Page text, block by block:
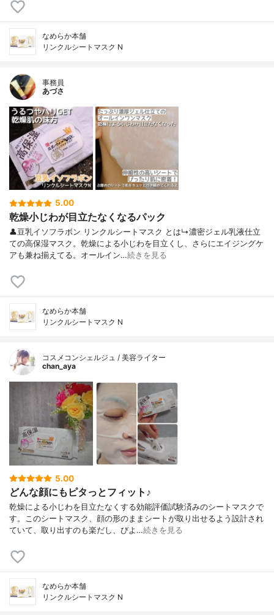
なめらか本舗
リンクルシートマスク N
事務員
あづさ
5.00
乾燥小じわが目立たなくなるパック
👤豆乳イソフラボン リンクルシートマスク とは↳濃密ジェル乳液仕立
ての高保湿マスク。乾燥による小じわを目立くし、さらにエイジングケ
アも兼ね揃えてる。オールイン…続きを見る
なめらか本舗
リンクルシートマスク N
コスメコンシェルジュ / 美容ライター
chan_aya
5.00
どんな顔にもピタっとフィット♪
乾燥による小じわを目立たなくする効能評価試験済みのシートマスクで
す。このシートマスク、顔の形のままシートが取り出せるよう設計され
ていて、取り出すのも楽だし、びよ…続きを見る
なめらか本舗
リンクルシートマスク N